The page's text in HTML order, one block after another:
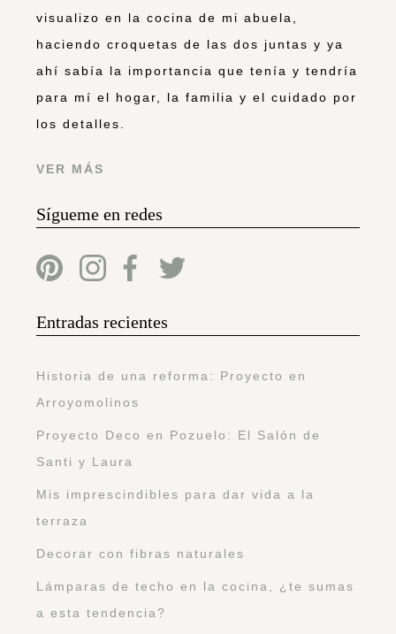
visualizo en la cocina de mi abuela,
haciendo croquetas de las dos juntas y ya
ahí sabía la importancia que tenía y tendría
para mí el hogar, la familia y el cuidado por
los detalles.
VER MÁS
Sígueme en redes
Entradas recientes
Historia de una reforma: Proyecto en
Arroyomolinos
Proyecto Deco en Pozuelo: El Salón de
Santi y Laura
Mis imprescindibles para dar vida a la
terraza
Decorar con fibras naturales
Lámparas de techo en la cocina, ¿te sumas
a esta tendencia?